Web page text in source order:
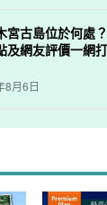
技術差的人加入
宮古島位於何處
及網友評價一網
8月6日